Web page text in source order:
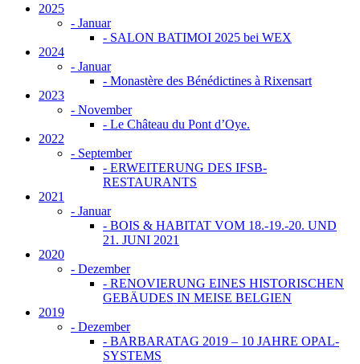
2025
- Januar
- SALON BATIMOI 2025 bei WEX
2024
- Januar
- Monastère des Bénédictines à Rixensart
2023
- November
- Le Château du Pont d’Oye.
2022
- September
- ERWEITERUNG DES IFSB-
RESTAURANTS
2021
- Januar
- BOIS & HABITAT VOM 18.-19.-20. UND
21. JUNI 2021
2020
- Dezember
- RENOVIERUNG EINES HISTORISCHEN
GEBÄUDES IN MEISE BELGIEN
2019
- Dezember
- BARBARATAG 2019 – 10 JAHRE OPAL-
SYSTEMS